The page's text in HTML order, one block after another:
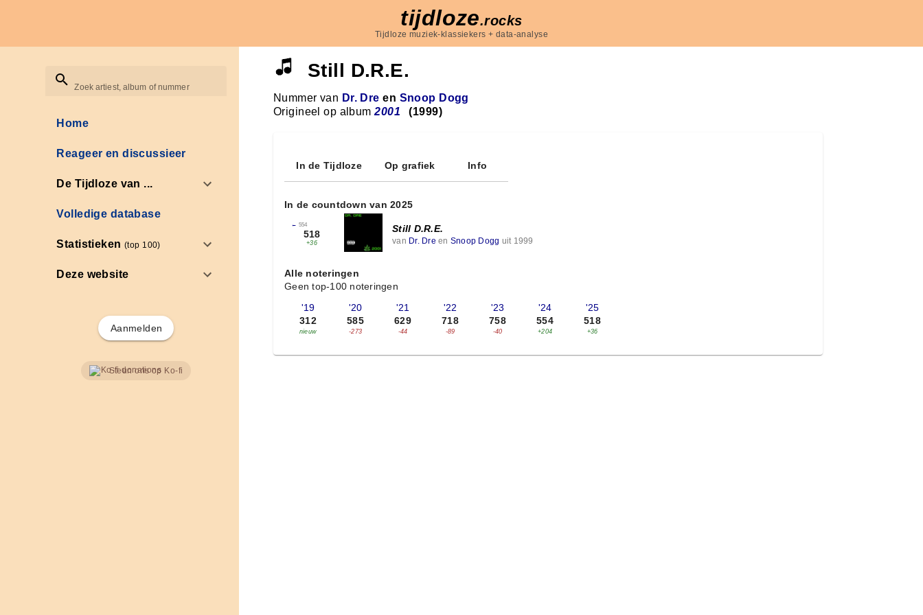
tijdloze.rocks
Tijdloze muziek-klassiekers + data-analyse
Zoek artiest, album of nummer
Home
Reageer en discussieer
De Tijdloze van ...
Volledige database
Statistieken(top 100)
Deze website
Aanmelden
Steun ons op Ko-fi
Still D.R.E.
Nummer van Dr. Dre en Snoop Dogg
Origineel op album2001 (1999)
In de Tijdloze Op grafiek Info
In de countdown van 2025
← 554
518
+36
Still D.R.E.
van Dr. Dre en Snoop Dogg uit 1999
Alle noteringen
Geen top-100 noteringen
'19
312
nieuw
'20
585
-273
'21
629
-44
'22
718
-89
'23
758
-40
'24
554
+204
'25
518
+36